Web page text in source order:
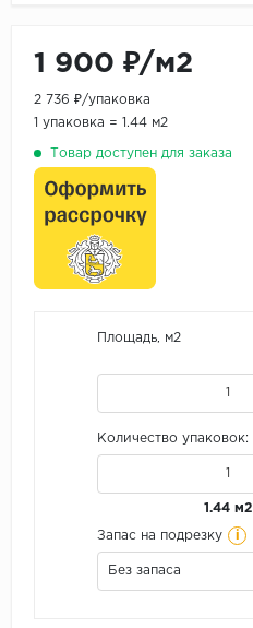
1 900 ₽/м2
2 736 ₽/упаковка
1 упаковка = 1.44 м2
Товар доступен для заказа
Площадь, м2
Количество упаковок:
1.44 м2
Запас на подрезку i
Без запаса